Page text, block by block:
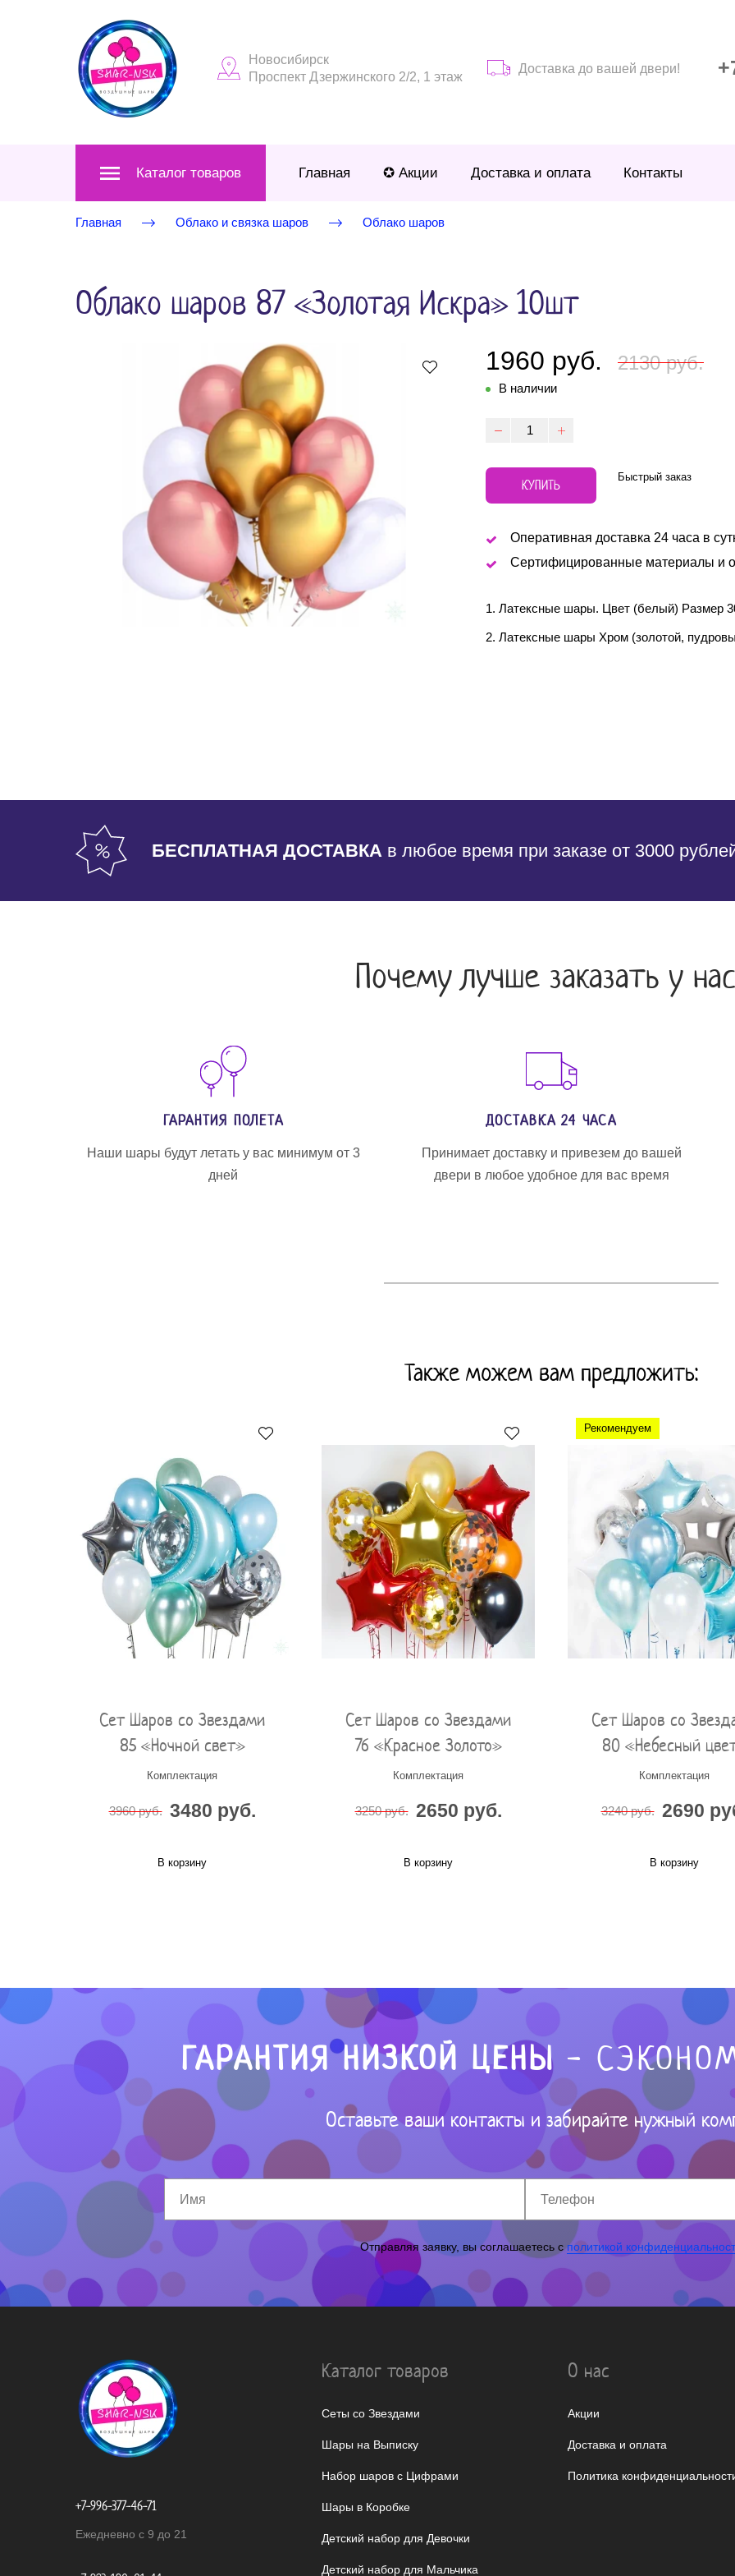
Новосибирск
Проспект Дзержинского 2/2, 1 этаж
Доставка до вашей двери!
Каталог товаров Главная ✪ Акции Доставка и оплата Контакты
Главная Облако и связка шаров Облако шаров
Облако шаров 87 «Золотая Искра» 10шт
1960 руб. 2130 руб.
В наличии
КУПИТЬ Быстрый заказ
Оперативная доставка 24 часа в
Сертифицированные материалы и
1. Латексные шары. Цвет (белый) Размер
2. Латексные шары Хром (золотой,
БЕСПЛАТНАЯ ДОСТАВКА в любое время при заказе от 3000
Почему лучше заказать у
ГАРАНТИЯ ПОЛЕТА
Наши шары будут летать у вас минимум от 3
дней
ДОСТАВКА 24 ЧАСА
Принимает доставку и привезем до вашей
двери в любое удобное для вас время
Также можем вам предложить:
Сет Шаров со Звездами
85 «Ночной свет»
Комплектация
3960 руб. 3480 руб.
В корзину
Сет Шаров со Звездами
76 «Красное Золото»
Комплектация
3250 руб. 2650 руб.
В корзину
Рекомендуем
Сет Шаров со
80 «Небесный
Комплектация
3240 руб. 2690
В корзину
ГАРАНТИЯ НИЗКОЙ ЦЕНЫ -
Оставьте ваши контакты и забирайте нужный
Отправляя заявку, вы соглашаетесь сполитикой
+7-996-377-46-71
Ежедневно с 9 до 21
Каталог товаров
Сеты со Звездами
Шары на Выписку
Набор шаров с Цифрами
Шары в Коробке
Детский набор для Девочки
Детский набор для Мальчика
О нас
Акции
Доставка и оплата
Политика